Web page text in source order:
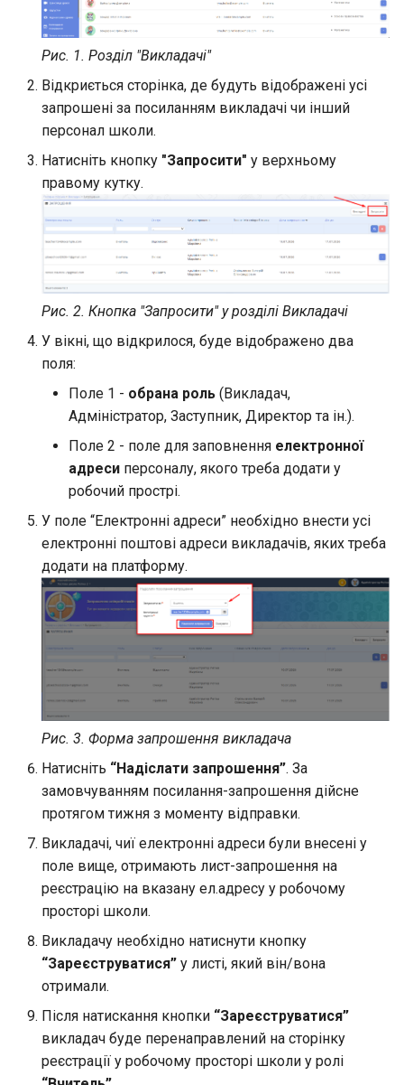
Групи результатів
Групи результатів
(виставлення)
Відмітка про
за допомогою QR кодів
Мобільний журнал
облікового запису
Мережа класів
Реєстрації на програми
Родинні зв'язки
Акаунти Stripe
Підписки на програми
Шаблони реєстрації
Дашборд віджет програм
Шаблони робочих
просторів
Створення користувачем
нового робочого простору
Шкільне харчування
Перенаправлення після
входу в обліковий запис
адміністрацією закладу
Сповіщення
Бібліотека навчального
Генерація посилання-
запрошення на реєстрацію
Рис. 1. Розділ "Викладачі"
Відкриється сторінка, де будуть відображені усі
запрошені за посиланням викладачі чи інший
персонал школи.
Натисніть кнопку "Запросити" у верхньому
правому кутку.
Рис. 2. Кнопка "Запросити" у розділі Викладачі
У вікні, що відкрилося, буде відображено два
поля:
Поле 1 - обрана роль (Викладач,
Адміністратор, Заступник, Директор та ін.).
Поле 2 - поле для заповнення електронної
адреси персоналу, якого треба додати у
робочий прострі.
У поле “Електронні адреси” необхідно внести усі
електронні поштові адреси викладачів, яких треба
додати на платформу.
Рис. 3. Форма запрошення викладача
Натисніть “Надіслати запрошення”. За
замовчуванням посилання-запрошення дійсне
протягом тижня з моменту відправки.
Викладачі, чиї електронні адреси були внесені у
поле вище, отримають лист-запрошення на
реєстрацію на вказану ел.адресу у робочому
просторі школи.
Викладачу необхідно натиснути кнопку
“Зареєструватися” у листі, який він/вона
отримали.
Після натискання кнопки “Зареєструватися”
викладач буде перенаправлений на сторінку
реєстрації у робочому просторі школи у ролі